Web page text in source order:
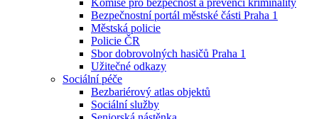
Komise pro bezpečnost a prevenci kriminality
Bezpečnostní portál městské části Praha 1
Městská policie
Policie ČR
Sbor dobrovolných hasičů Praha 1
Užitečné odkazy
Sociální péče
Bezbariérový atlas objektů
Sociální služby